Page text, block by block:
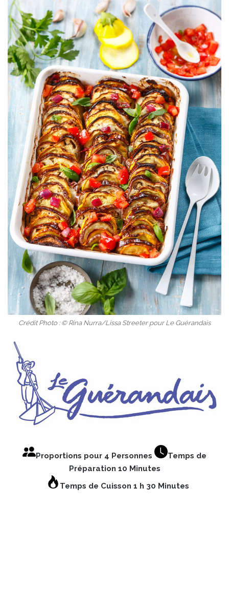
Crédit Photo : © Rina Nurra/Lissa Streeter pour Le Guérandais
Proportions pour 4 Personnes
Temps de
Préparation 10 Minutes
Temps de Cuisson 1 h 30 Minutes